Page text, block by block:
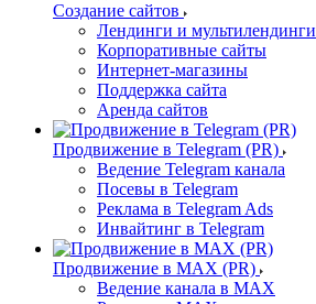
Создание сайтов
Лендинги и мультилендинги
Корпоративные сайты
Интернет-магазины
Поддержка сайта
Аренда сайтов
Продвижение в Telegram (PR)
Ведение Telegram канала
Посевы в Telegram
Реклама в Telegram Ads
Инвайтинг в Telegram
Продвижение в MAX (PR)
Ведение канала в MAX